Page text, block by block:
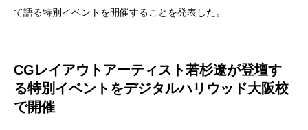
て語る特別イベントを開催することを発表した。
CGレイアウトアーティスト若杉遼が登壇す
る特別イベントをデジタルハリウッド大阪校
で開催